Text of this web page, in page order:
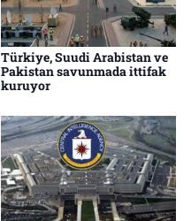
Türkiye, Suudi Arabistan ve
Pakistan savunmada ittifak
kuruyor